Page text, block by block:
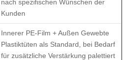
nach spezifischen Wünschen der
Kunden
Innerer PE-Film + Außen Gewebte
Plastiktüten als Standard, bei Bedarf
für zusätzliche Verstärkung palettiert